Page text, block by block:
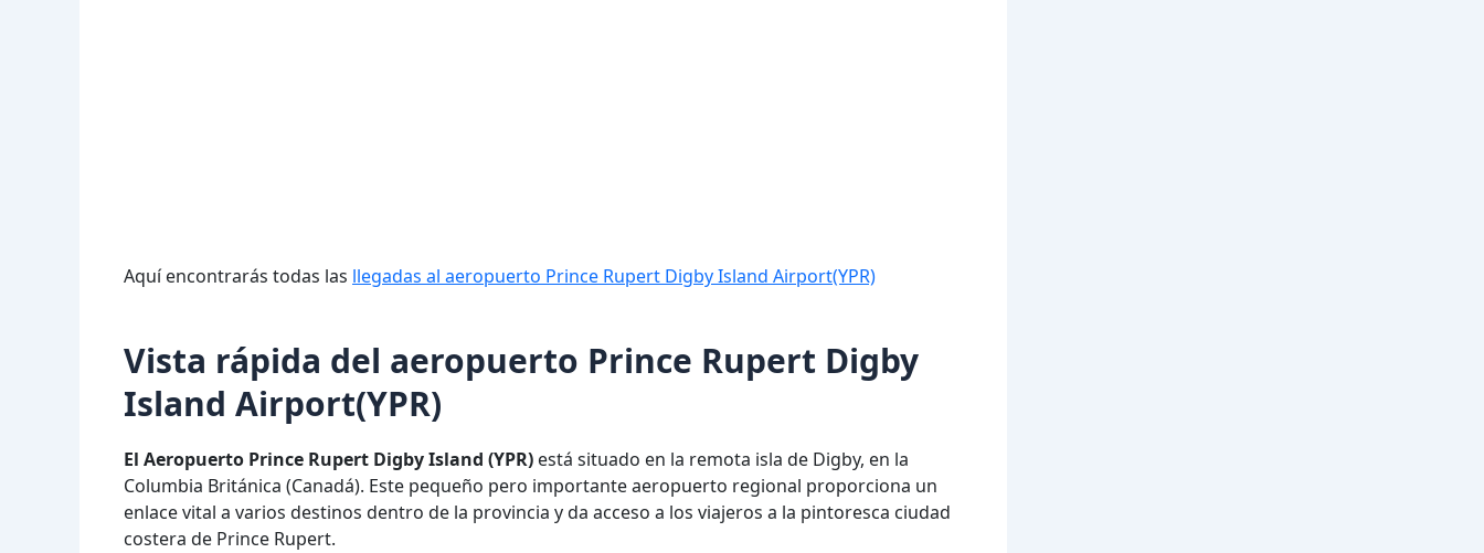
Aquí encontrarás todas las llegadas al aeropuerto Prince Rupert Digby Island Airport(YPR)
Vista rápida del aeropuerto Prince Rupert Digby
Island Airport(YPR)
El Aeropuerto Prince Rupert Digby Island (YPR) está situado en la remota isla de Digby, en la
Columbia Británica (Canadá). Este pequeño pero importante aeropuerto regional proporciona un
enlace vital a varios destinos dentro de la provincia y da acceso a los viajeros a la pintoresca ciudad
costera de Prince Rupert.